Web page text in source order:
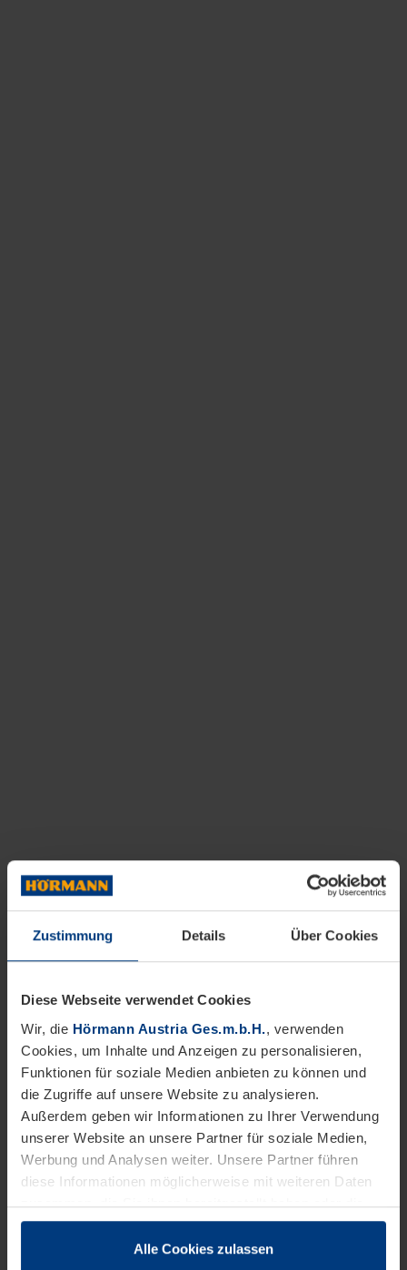
Zustimmung Details Über Cookies
Diese Webseite verwendet Cookies
Wir, die Hörmann Austria Ges.m.b.H., verwenden
Cookies, um Inhalte und Anzeigen zu personalisieren,
Funktionen für soziale Medien anbieten zu können und
die Zugriffe auf unsere Website zu analysieren.
Außerdem geben wir Informationen zu Ihrer Verwendung
unserer Website an unsere Partner für soziale Medien,
Werbung und Analysen weiter. Unsere Partner führen
diese Informationen möglicherweise mit weiteren Daten
zusammen, die Sie ihnen bereitgestellt haben oder die
sie im Rahmen Ihrer Nutzung der Dienste gesammelt
Alle Cookies zulassen